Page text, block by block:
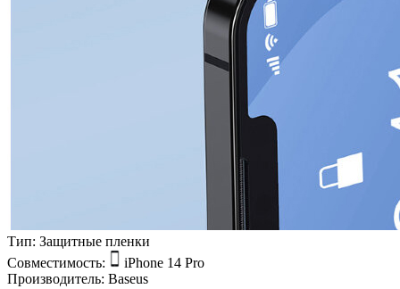
Тип: Защитные пленки
Совместимость:
iPhone 14 Pro
Производитель: Baseus